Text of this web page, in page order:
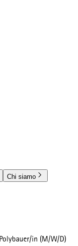
Chi siamo
in (M/W/D)